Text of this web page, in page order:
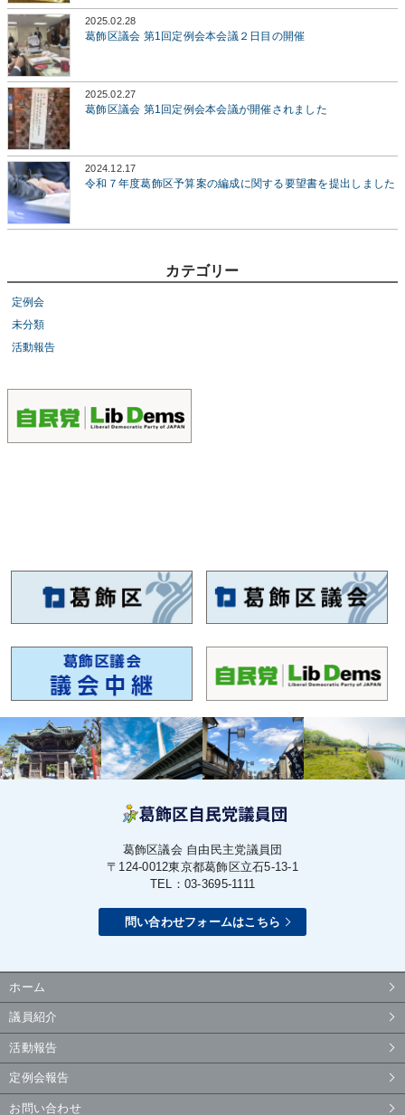
2025.02.28
葛飾区議会 第1回定例会本会議２日目の開催
2025.02.27
葛飾区議会 第1回定例会本会議が開催されました
2024.12.17
令和７年度葛飾区予算案の編成に関する要望書を提出しました
カテゴリー
定例会
未分類
活動報告
葛飾区議会 自由民主党議員団
〒124-0012東京都葛飾区立石5-13-1
TEL：03-3695-1111
問い合わせフォームはこちら
ホーム
議員紹介
活動報告
定例会報告
お問い合わせ